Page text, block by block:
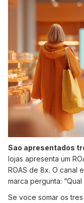
Sao apresentados
lojas apresenta um
ROAS de 8x. O canal
marca pergunta:
Se voce somar os